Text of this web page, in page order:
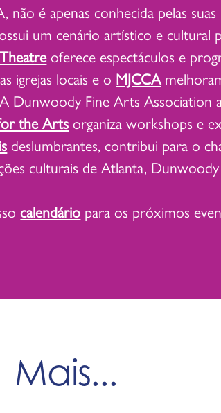
é apenas conhecida pelas
um cenário artístico e cultural
oferece espectáculos e
igrejas locais e o MJCCA
Dunwoody Fine Arts Association
the Artsorganiza workshops e
deslumbrantes, contribui para o
culturais de Atlanta,
calendário para os próximos
Mais...